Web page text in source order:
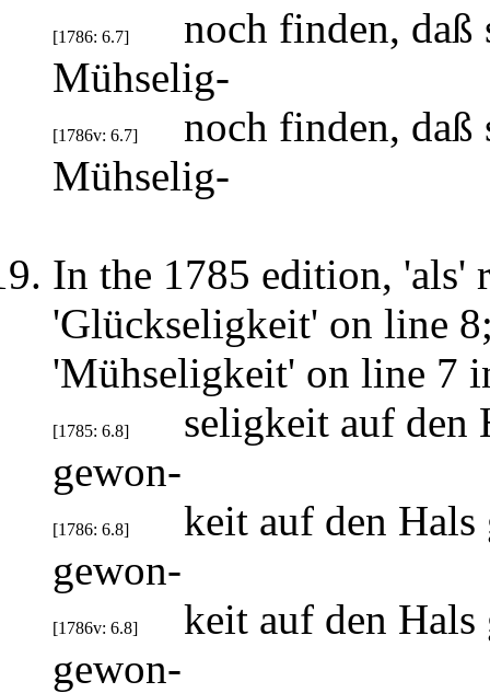
[1786: 6.7]
noch finden, daß
Mühselig-
[1786v: 6.7]
noch finden, daß
Mühselig-
In the 1785 edition, 'als'
'Glückseligkeit' on line
'Mühseligkeit' on line 7
[1785: 6.8]
seligkeit auf den
gewon-
[1786: 6.8]
keit auf den Hals
gewon-
[1786v: 6.8]
keit auf den Hals
gewon-